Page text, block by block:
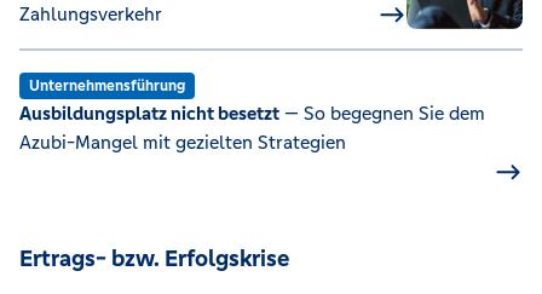
Zahlungsverkehr
Unternehmensführung
Ausbildungsplatz nicht besetzt — So begegnen Sie dem
Azubi-Mangel mit gezielten Strategien
Ertrags- bzw. Erfolgskrise